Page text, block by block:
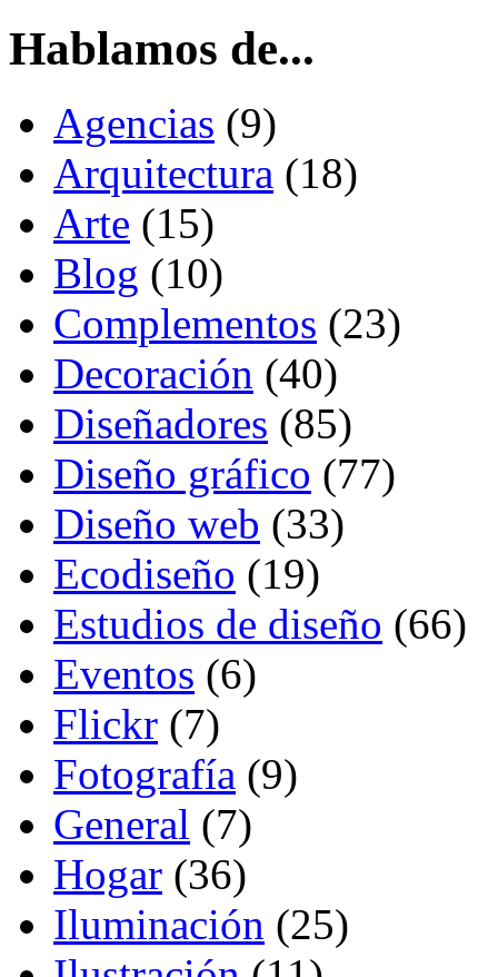
Hablamos de...
Agencias (9)
Arquitectura (18)
Arte (15)
Blog (10)
Complementos (23)
Decoración (40)
Diseñadores (85)
Diseño gráfico (77)
Diseño web (33)
Ecodiseño (19)
Estudios de diseño (66)
Eventos (6)
Flickr (7)
Fotografía (9)
General (7)
Hogar (36)
Iluminación (25)